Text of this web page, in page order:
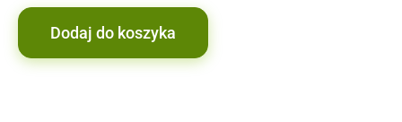
Dodaj do koszyka